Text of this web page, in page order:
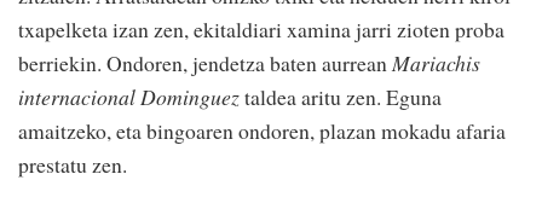
txapelketa izan zen, ekitaldiari xamina jarri zioten proba
berriekin. Ondoren, jendetza baten aurreanMariachis
internacional Domingueztaldea aritu zen. Eguna
amaitzeko, eta bingoaren ondoren, plazan mokadu afaria
prestatu zen.